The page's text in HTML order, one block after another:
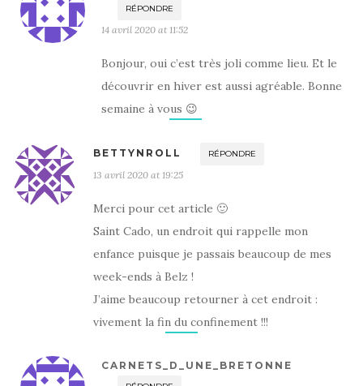
RÉPONDRE
14 avril 2020 at 11:52
Bonjour, oui c’est très joli comme lieu. Et le
découvrir en hiver est aussi agréable. Bonne
semaine à vous 😉
BETTYNROLL RÉPONDRE
13 avril 2020 at 19:25
Merci pour cet article 🙂
Saint Cado, un endroit qui rappelle mon
enfance puisque je passais beaucoup de mes
week-ends à Belz !
J’aime beaucoup retourner à cet endroit :
vivement la fin du confinement !!!
CARNETS_D_UNE_BRETONNE